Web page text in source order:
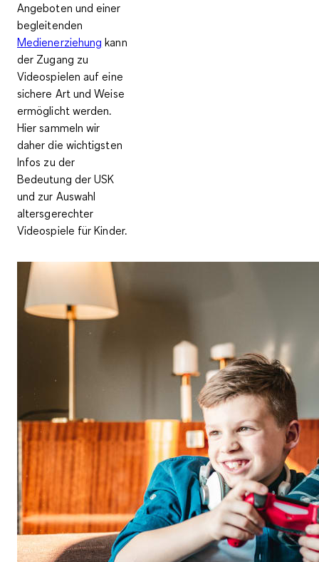
Angeboten und einer
begleitenden
Medienerziehung kann
der Zugang zu
Videospielen auf eine
sichere Art und Weise
ermöglicht werden.
Hier sammeln wir
daher die wichtigsten
Infos zu der
Bedeutung der USK
und zur Auswahl
altersgerechter
Videospiele für Kinder.